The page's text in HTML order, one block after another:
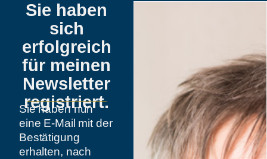
Sie haben
sich
erfolgreich
für meinen
Newsletter
registriert.
Sie haben nun
eine E-Mail mit der
Bestätigung
erhalten, nach